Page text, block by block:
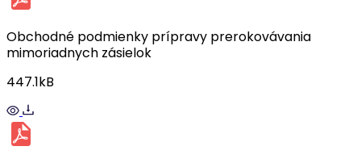
Obchodné podmienky prípravy prerokovávania
mimoriadnych zásielok
447.1kB